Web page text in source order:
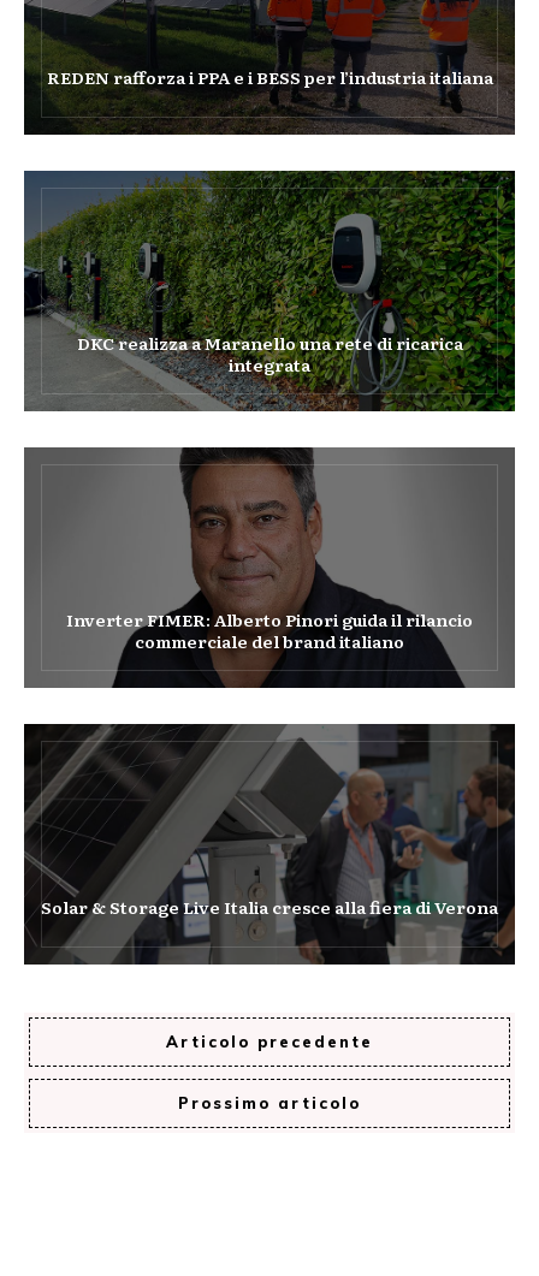
REDEN rafforza i PPA e i BESS per l’industria italiana
DKC realizza a Maranello una rete di ricarica
integrata
Inverter FIMER: Alberto Pinori guida il rilancio
commerciale del brand italiano
Solar & Storage Live Italia cresce alla fiera di Verona
Articolo precedente
Prossimo articolo